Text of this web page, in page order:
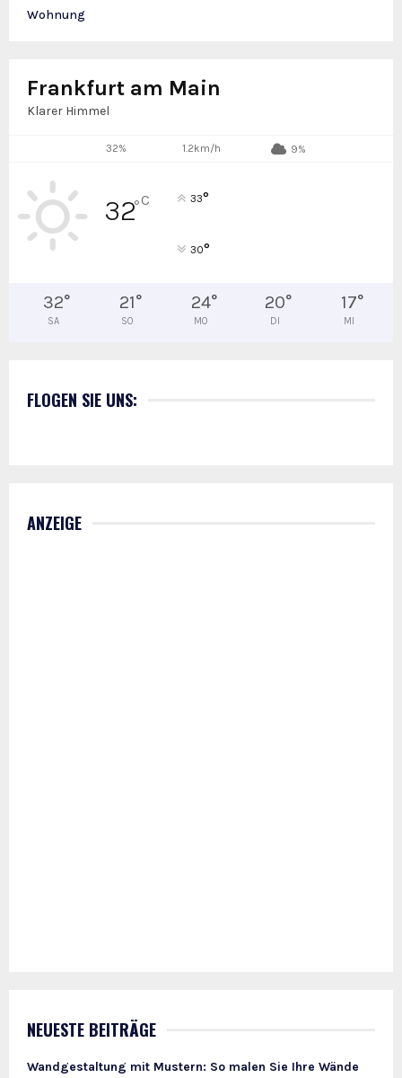
Wohnung
Frankfurt am Main
Klarer Himmel
32% 1.2km/h 9%
32°C 33°
30°
32°
SA
21°
SO
24°
MO
20°
DI
17°
MI
FLOGEN SIE UNS:
ANZEIGE
NEUESTE BEITRÄGE
Wandgestaltung mit Mustern: So malen Sie Ihre Wände